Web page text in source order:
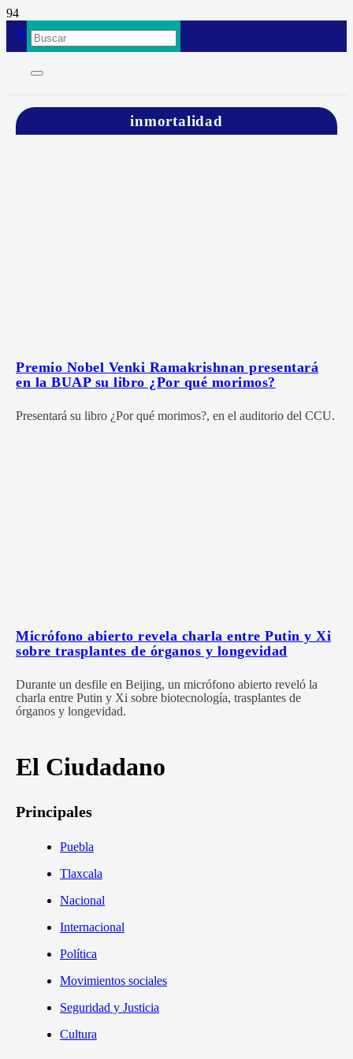
inmortalidad
Premio Nobel Venki Ramakrishnan presentará
en la BUAP su libro ¿Por qué morimos?
Presentará su libro ¿Por qué morimos?, en el auditorio del CCU.
Micrófono abierto revela charla entre Putin y Xi
sobre trasplantes de órganos y longevidad
Durante un desfile en Beijing, un micrófono abierto reveló la
charla entre Putin y Xi sobre biotecnología, trasplantes de
órganos y longevidad.
El Ciudadano
Principales
Puebla
Tlaxcala
Nacional
Internacional
Política
Movimientos sociales
Seguridad y Justicia
Cultura